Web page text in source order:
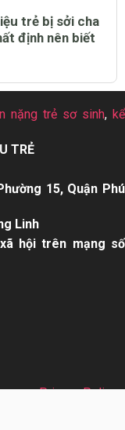
trẻ bị sởi cha
định nên biết
nặng trẻ sơ sinh,kể
TRẺ
15, Quận Phú
Linh
hội trên mạng số
Privacy Policy